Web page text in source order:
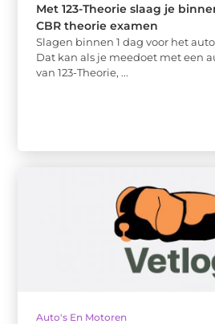
Met 123-Theorie slaag je
CBR theorie examen
Slagen binnen 1 dag voor het
Dat kan als je meedoet met een
van 123-Theorie, ...
Auto's En Motoren